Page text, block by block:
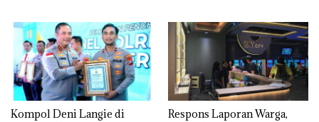
Kompol Deni Langie di
Respons Laporan Warga,